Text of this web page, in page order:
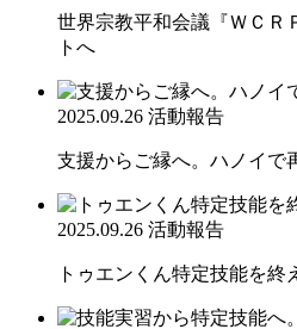
世界宗教平和会議『ＷＣＲ
トへ
2025.09.26 活動報告
支援からご縁へ。ハノイで
2025.09.26 活動報告
トゥエンくん特定技能を終